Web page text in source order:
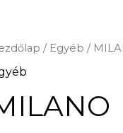
/ Egyéb /